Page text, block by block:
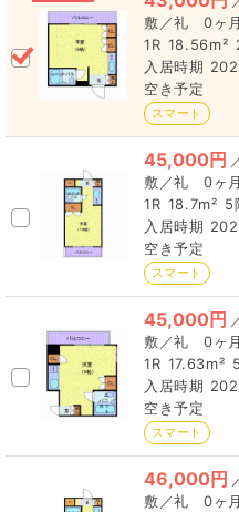
0ヶ
1R 18.56m²
空き予定
スマート
45,000円
0ヶ
1R 18.7m² 5
空き予定
スマート
45,000円
0ヶ
1R 17.63m²
空き予定
スマート
46,000円
0ヶ